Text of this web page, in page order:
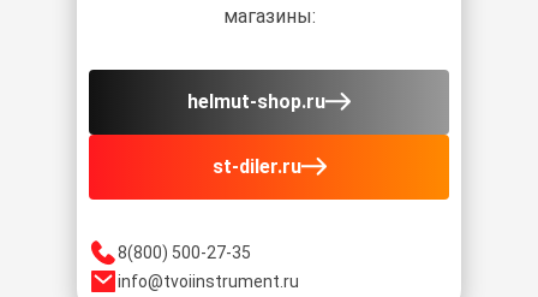
8(800) 500-27-35
info@tvoiinstrument.ru
магазины:
helmut-shop.ru
st-diler.ru